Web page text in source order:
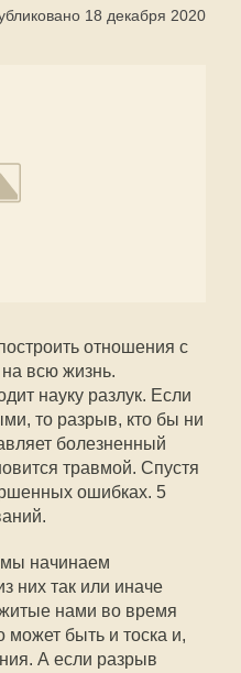
18 декабря 2020
отношения с
всю жизнь.
науку разлук. Если
то разрыв, кто бы ни
болезненный
травмой. Спустя
ошибках. 5
начинаем
них так или иначе
нами во время
может быть и тоска и,
А если разрыв